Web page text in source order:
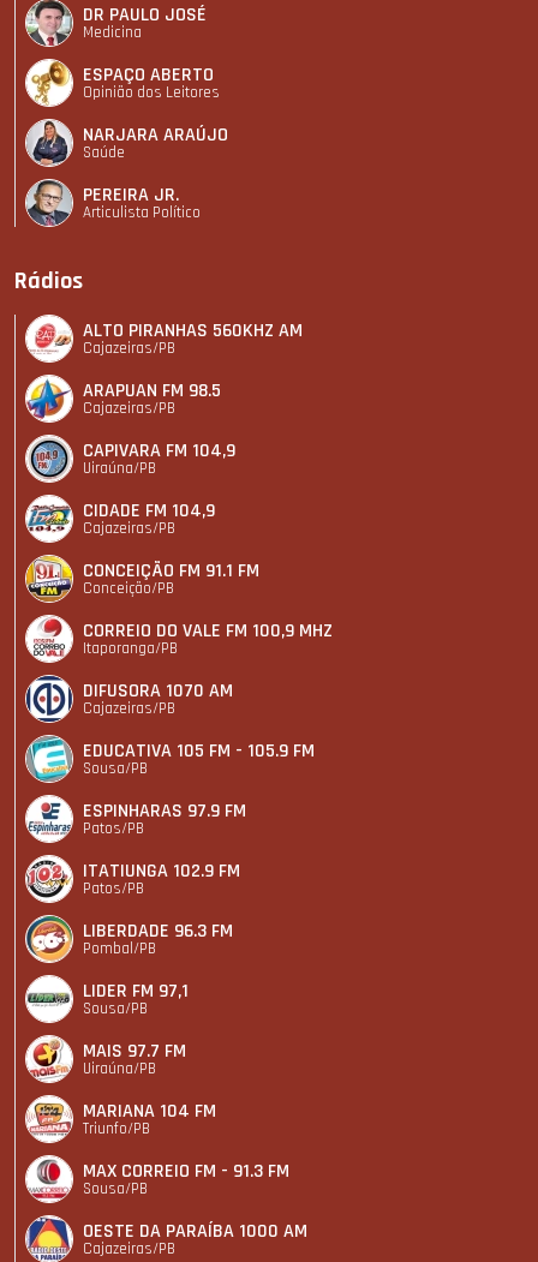
DR PAULO JOSÉ
Medicina
ESPAÇO ABERTO
Opinião dos Leitores
NARJARA ARAÚJO
Saúde
PEREIRA JR.
Articulista Polí­tico
Rádios
ALTO PIRANHAS 560KHZ AM
Cajazeiras/PB
ARAPUAN FM 98.5
Cajazeiras/PB
CAPIVARA FM 104,9
Uiraúna/PB
CIDADE FM 104,9
Cajazeiras/PB
CONCEIÇÃO FM 91.1 FM
Conceição/PB
CORREIO DO VALE FM 100,9 MHZ
Itaporanga/PB
DIFUSORA 1070 AM
Cajazeiras/PB
EDUCATIVA 105 FM - 105.9 FM
Sousa/PB
ESPINHARAS 97.9 FM
Patos/PB
ITATIUNGA 102.9 FM
Patos/PB
LIBERDADE 96.3 FM
Pombal/PB
LIDER FM 97,1
Sousa/PB
MAIS 97.7 FM
Uiraúna/PB
MARIANA 104 FM
Triunfo/PB
MAX CORREIO FM - 91.3 FM
Sousa/PB
OESTE DA PARAÍBA 1000 AM
Cajazeiras/PB